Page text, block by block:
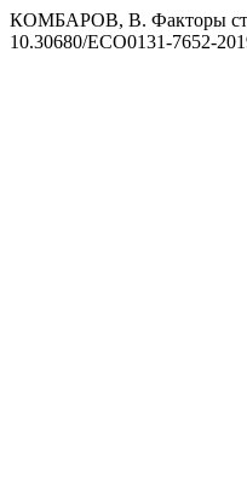
КОМБАРОВ, В. Факторы
10.30680/ECO0131-7652-